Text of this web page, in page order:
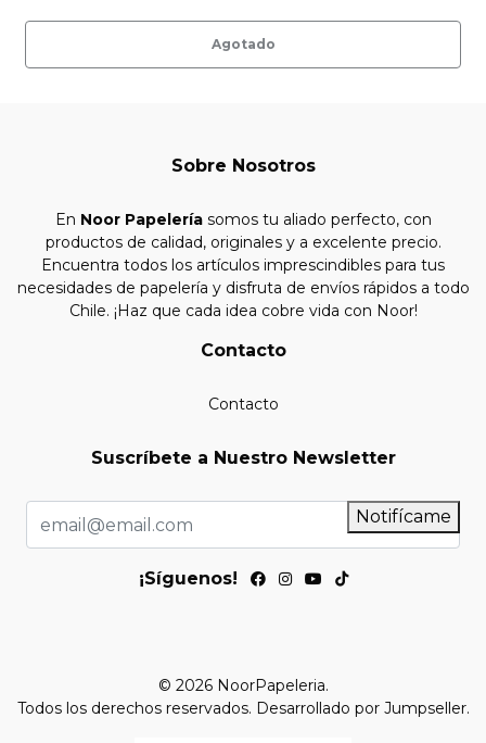
Agotado
Sobre Nosotros
En Noor Papeleríasomos tu aliado perfecto, con
productos de calidad, originales y a excelente precio.
Encuentra todos los artículos imprescindibles para tus
necesidades de papelería y disfruta de envíos rápidos a todo
Chile. ¡Haz que cada idea cobre vida con Noor!
Contacto
Contacto
Suscríbete a Nuestro Newsletter
Notifícame
¡Síguenos!
© 2026 NoorPapeleria.
Todos los derechos reservados. Desarrollado por Jumpseller.